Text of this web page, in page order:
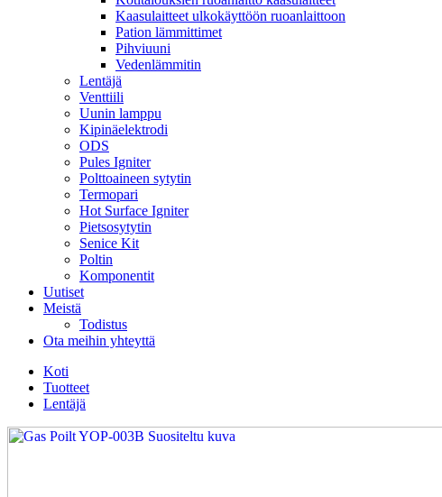
Kaasulaitteet ulkokäyttöön ruoanlaittoon
Pation lämmittimet
Pihviuuni
Vedenlämmitin
Lentäjä
Venttiili
Uunin lamppu
Kipinäelektrodi
ODS
Pules Igniter
Polttoaineen sytytin
Termopari
Hot Surface Igniter
Pietsosytytin
Senice Kit
Poltin
Komponentit
Uutiset
Meistä
Todistus
Ota meihin yhteyttä
Koti
Tuotteet
Lentäjä